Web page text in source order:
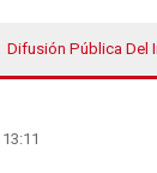
Difusión Pública Del